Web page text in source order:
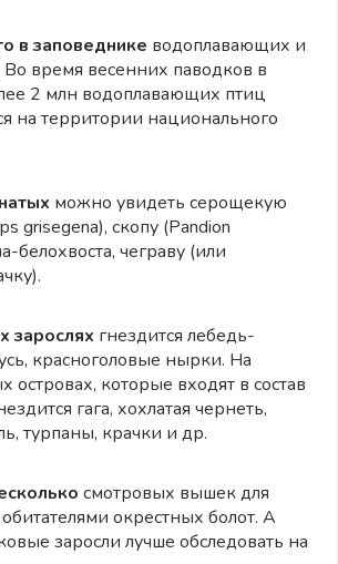
в заповеднике водоплавающих и
время весенних паводков в
2 млн водоплавающих птиц
на территории национального
можно увидеть серощекую
grisegena), скопу (Pandion
белохвоста, чеграву (или
зарослях гнездится лебедь-
красноголовые нырки. На
островах, которые входят в состав
гага, хохлатая чернеть,
турпаны, крачки и др.
смотровых вышек для
окрестных болот. А
заросли лучше обследовать на